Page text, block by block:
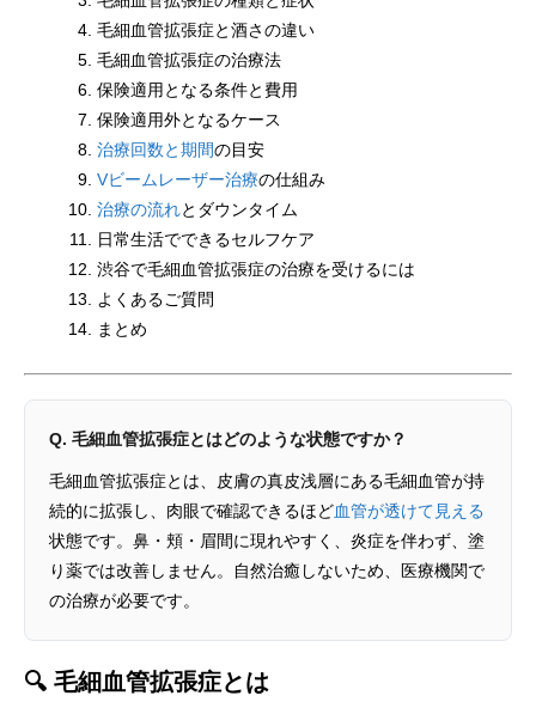
毛細血管拡張症と酒さの違い
毛細血管拡張症の治療法
保険適用となる条件と費用
保険適用外となるケース
治療回数と期間の目安
Vビームレーザー治療の仕組み
治療の流れとダウンタイム
日常生活でできるセルフケア
渋谷で毛細血管拡張症の治療を受けるには
よくあるご質問
まとめ
Q. 毛細血管拡張症とはどのような状態ですか？
毛細血管拡張症とは、皮膚の真皮浅層にある毛細血管が持
続的に拡張し、肉眼で確認できるほど血管が透けて見える
状態です。鼻・頬・眉間に現れやすく、炎症を伴わず、塗
り薬では改善しません。自然治癒しないため、医療機関で
の治療が必要です。
🔍 毛細血管拡張症とは